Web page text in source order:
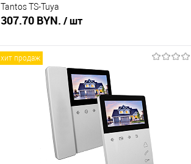
Tantos TS-Tuya
307.70 BYN. / шт
В корзину
Купить в 1 клик
Сравнение
В наличии
хит продаж